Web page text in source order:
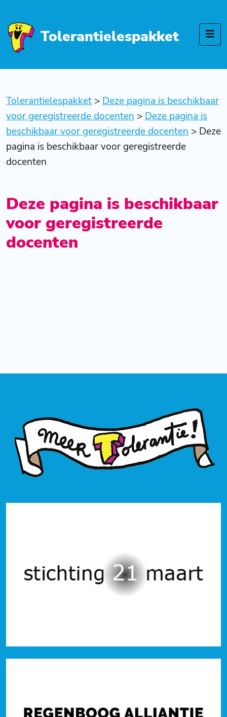
Tolerantielespakket
Tolerantielespakket > Deze pagina is beschikbaar
voor geregistreerde docenten > Deze pagina is
beschikbaar voor geregistreerde docenten > Deze
pagina is beschikbaar voor geregistreerde
docenten
Deze pagina is beschikbaar
voor geregistreerde
docenten